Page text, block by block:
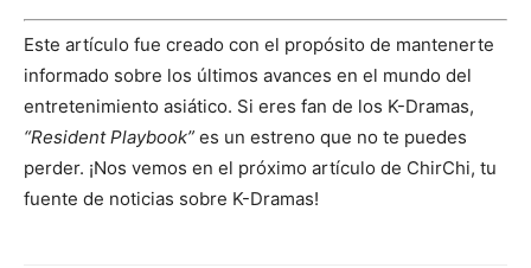
Este artículo fue creado con el propósito de mantenerte
informado sobre los últimos avances en el mundo del
entretenimiento asiático. Si eres fan de los K-Dramas,
“Resident Playbook” es un estreno que no te puedes
perder. ¡Nos vemos en el próximo artículo de ChirChi, tu
fuente de noticias sobre K-Dramas!